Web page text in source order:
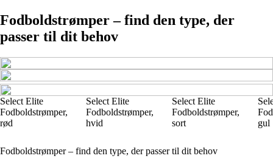
Fodboldstrømper – find den type, der
passer til dit behov
Select Elite
Fodboldstrømper,
rød
Select Elite
Fodboldstrømper,
hvid
Select Elite
Fodboldstrømper,
sort
gul
Fodboldstrømper – find den type, der passer til dit behov